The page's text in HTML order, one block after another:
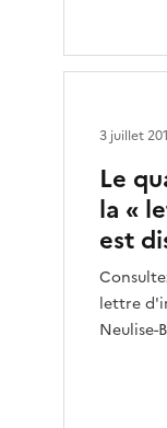
Le
la «
est
lettre
Neulise-
3 juillet